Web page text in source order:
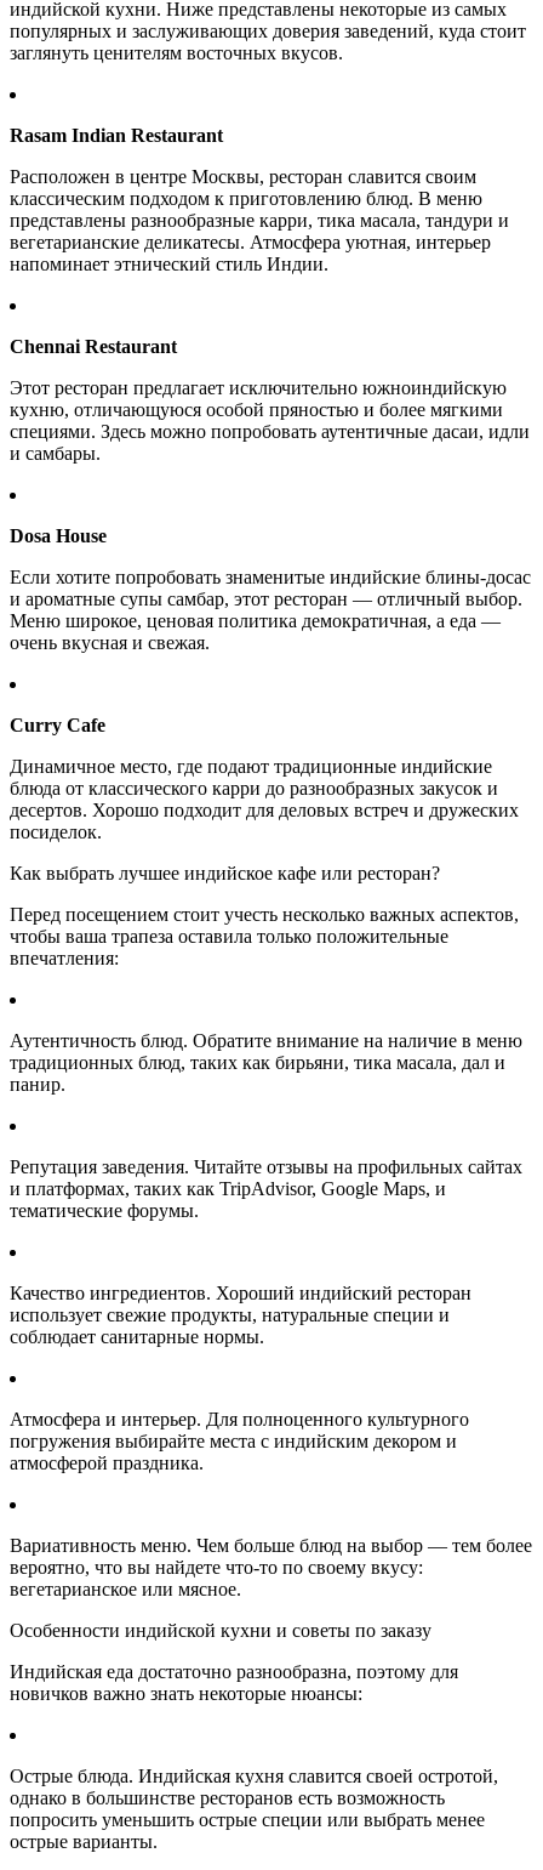
индийской кухни. Ниже представлены некоторые из самых
популярных и заслуживающих доверия заведений, куда стоит
заглянуть ценителям восточных вкусов.
Rasam Indian Restaurant
Расположен в центре Москвы, ресторан славится своим
классическим подходом к приготовлению блюд. В меню
представлены разнообразные карри, тика масала, тандури и
вегетарианские деликатесы. Атмосфера уютная, интерьер
напоминает этнический стиль Индии.
Chennai Restaurant
Этот ресторан предлагает исключительно южноиндийскую
кухню, отличающуюся особой пряностью и более мягкими
специями. Здесь можно попробовать аутентичные дасаи, идли
и самбары.
Dosa House
Если хотите попробовать знаменитые индийские блины-досас
и ароматные супы самбар, этот ресторан — отличный выбор.
Меню широкое, ценовая политика демократичная, а еда —
очень вкусная и свежая.
Curry Cafe
Динамичное место, где подают традиционные индийские
блюда от классического карри до разнообразных закусок и
десертов. Хорошо подходит для деловых встреч и дружеских
посиделок.
Как выбрать лучшее индийское кафе или ресторан?
Перед посещением стоит учесть несколько важных аспектов,
чтобы ваша трапеза оставила только положительные
впечатления:
Аутентичность блюд. Обратите внимание на наличие в меню
традиционных блюд, таких как бирьяни, тика масала, дал и
панир.
Репутация заведения. Читайте отзывы на профильных сайтах
и платформах, таких как TripAdvisor, Google Maps, и
тематические форумы.
Качество ингредиентов. Хороший индийский ресторан
использует свежие продукты, натуральные специи и
соблюдает санитарные нормы.
Атмосфера и интерьер. Для полноценного культурного
погружения выбирайте места с индийским декором и
атмосферой праздника.
Вариативность меню. Чем больше блюд на выбор — тем более
вероятно, что вы найдете что-то по своему вкусу:
вегетарианское или мясное.
Особенности индийской кухни и советы по заказу
Индийская еда достаточно разнообразна, поэтому для
новичков важно знать некоторые нюансы:
Острые блюда. Индийская кухня славится своей остротой,
однако в большинстве ресторанов есть возможность
попросить уменьшить острые специи или выбрать менее
острые варианты.